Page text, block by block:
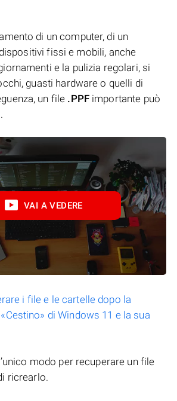
di un computer, di un
fissi e mobili, anche
e la pulizia regolari, si
guasti hardware o quelli di
un file .PPFimportante può
VAI A VEDERE
i file e le cartelle dopo la
di Windows 11 e la sua
modo per recuperare un file
ricrearlo.